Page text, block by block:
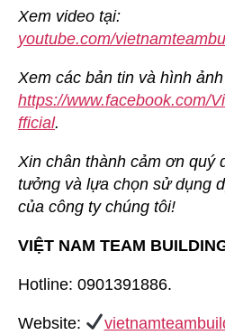
Xem video tại:
youtube.com/
Xem các bản tin và hình
https://www.facebook.com/
fficial.
Xin chân thành cảm ơn quý
tưởng và lựa chọn sử dụng
của công ty chúng tôi!
VIỆT NAM TEAM
Hotline: 0901391886.
Website: